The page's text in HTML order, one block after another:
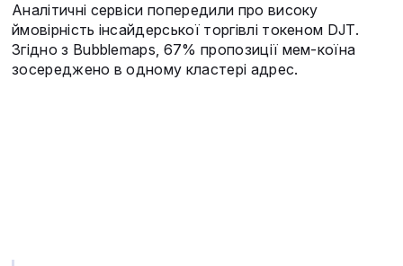
Аналітичні сервіси попередили про високу
ймовірність інсайдерської торгівлі токеном DJT.
Згідно з Bubblemaps, 67% пропозиції мем-коїна
зосереджено в одному кластері адрес.